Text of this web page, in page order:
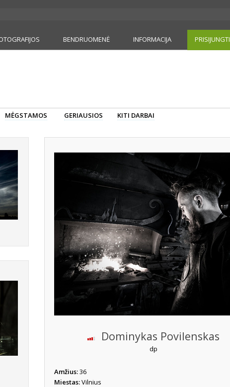
BENDRUOMENĖ INFORMACIJA PRISIJUNGTI
MĖGSTAMOS GERIAUSIOS KITI DARBAI
Dominykas Povilenskas
dp
Amžius:36
Miestas:Vilnius